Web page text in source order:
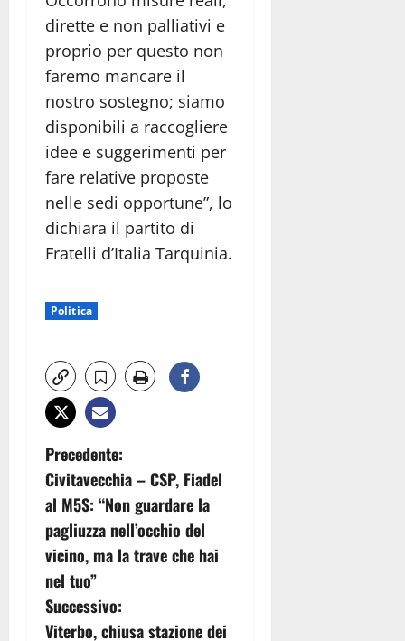
dirette e non palliativi e
proprio per questo non
faremo mancare il
nostro sostegno; siamo
disponibili a raccogliere
idee e suggerimenti per
fare relative proposte
nelle sedi opportune”, lo
dichiara il partito di
Fratelli d’Italia Tarquinia.
Politica
N
a
v
i
g
Precedente:
Civitavecchia – CSP, Fiadel
al M5S: “Non guardare la
pagliuzza nell’occhio del
vicino, ma la trave che hai
nel tuo”
Successivo:
Viterbo, chiusa stazione dei